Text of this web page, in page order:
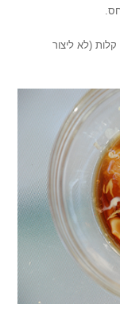
(לא ליצור